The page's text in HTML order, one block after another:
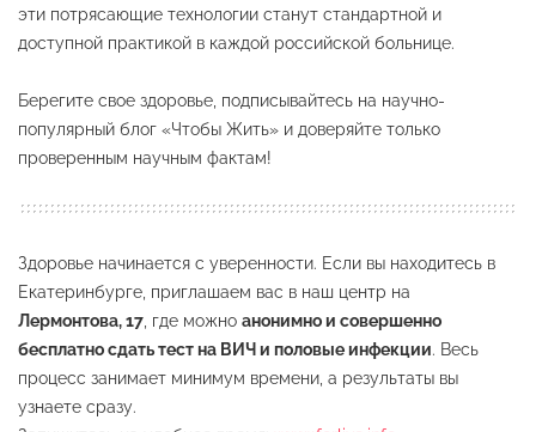
эти потрясающие технологии станут стандартной и
доступной практикой в каждой российской больнице.
Берегите свое здоровье, подписывайтесь на научно-
популярный блог «Чтобы Жить» и доверяйте только
проверенным научным фактам!
Здоровье начинается с уверенности. Если вы находитесь в
Екатеринбурге, приглашаем вас в наш центр на
Лермонтова, 17 , где можно анонимно и совершенно
бесплатно сдать тест на ВИЧ и половые инфекции. Весь
процесс занимает минимум времени, а результаты вы
узнаете сразу.